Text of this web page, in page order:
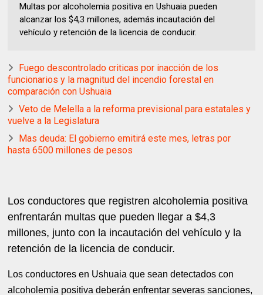
Multas por alcoholemia positiva en Ushuaia pueden
alcanzar los $4,3 millones, además incautación del
vehículo y retención de la licencia de conducir.
Fuego descontrolado criticas por inacción de los
funcionarios y la magnitud del incendio forestal en
comparación con Ushuaia
Veto de Melella a la reforma previsional para estatales y
vuelve a la Legislatura
Mas deuda: El gobierno emitirá este mes, letras por
hasta 6500 millones de pesos
Los conductores que registren alcoholemia positiva
enfrentarán multas que pueden llegar a $4,3
millones, junto con la incautación del vehículo y la
retención de la licencia de conducir.
Los conductores en Ushuaia que sean detectados con
alcoholemia positiva deberán enfrentar severas sanciones,